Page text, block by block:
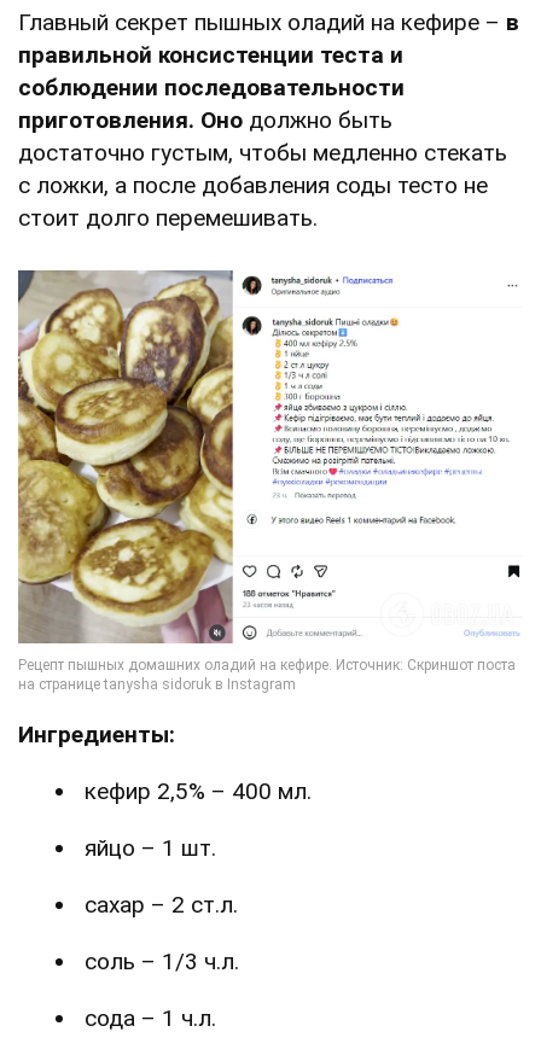
Главный секрет пышных оладий на кефире – в
правильной консистенции теста и
соблюдении последовательности
приготовления. Оно должно быть
достаточно густым, чтобы медленно стекать
с ложки, а после добавления соды тесто не
стоит долго перемешивать.
Ингредиенты:
кефир 2,5% – 400 мл.
яйцо – 1 шт.
сахар – 2 ст.л.
соль – 1/3 ч.л.
сода – 1 ч.л.